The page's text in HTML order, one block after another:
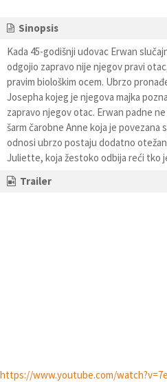
Sinopsis
Kada 45-godišnji udovac Erwan
odgojio zapravo nije njegov pravi
pravim biološkim ocem. Ubrzo
Josepha kojeg je njegova majka
zapravo njegov otac. Erwan padne
šarm čarobne Anne koja je
odnosi ubrzo postaju dodatno
Juliette, koja žestoko odbija reći tko
Trailer
https://www.youtube.com/